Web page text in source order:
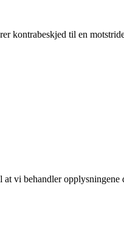
kontrabeskjed til en
vi behandler opplysningene